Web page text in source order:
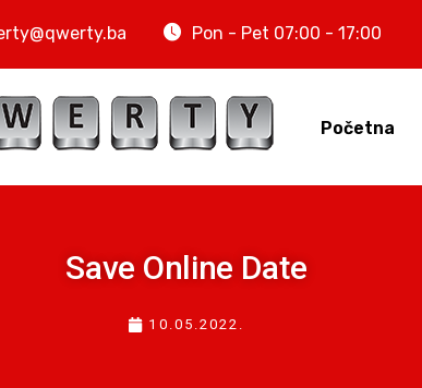
Pon - Pet 07:00 - 17:00
Početna
Save Online Date
10.05.2022.